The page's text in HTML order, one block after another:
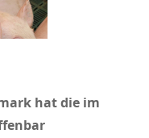
hat die im